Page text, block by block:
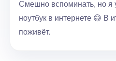
Смешно вспоминать, но я
ноутбук в интернете 😅 В
поживёт.